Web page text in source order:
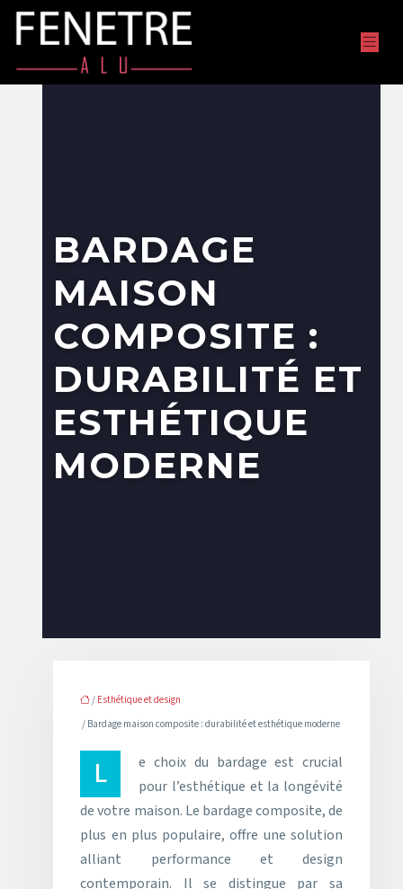
BARDAGE
MAISON
COMPOSITE :
DURABILITÉ ET
ESTHÉTIQUE
MODERNE
/ Esthétique et design
/ Bardage maison composite : durabilité et esthétique moderne
Le choix du bardage est crucial
pour l’esthétique et la longévité
de votre maison. Le bardage composite, de
plus en plus populaire, offre une solution
alliant performance et design
contemporain. Il se distingue par sa